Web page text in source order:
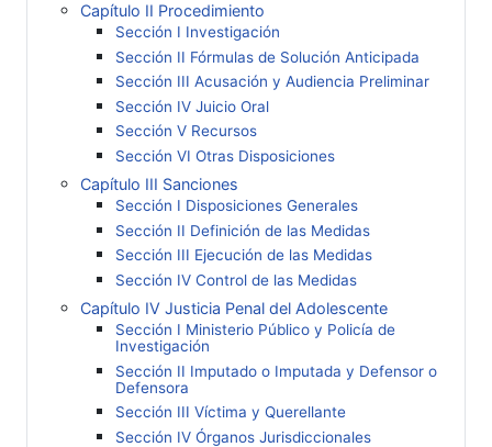
Capítulo II Procedimiento
Sección I Investigación
Sección II Fórmulas de Solución Anticipada
Sección III Acusación y Audiencia Preliminar
Sección IV Juicio Oral
Sección V Recursos
Sección VI Otras Disposiciones
Capítulo III Sanciones
Sección I Disposiciones Generales
Sección II Definición de las Medidas
Sección III Ejecución de las Medidas
Sección IV Control de las Medidas
Capítulo IV Justicia Penal del Adolescente
Sección I Ministerio Público y Policía de
Investigación
Sección II Imputado o Imputada y Defensor o
Defensora
Sección III Víctima y Querellante
Sección IV Órganos Jurisdiccionales